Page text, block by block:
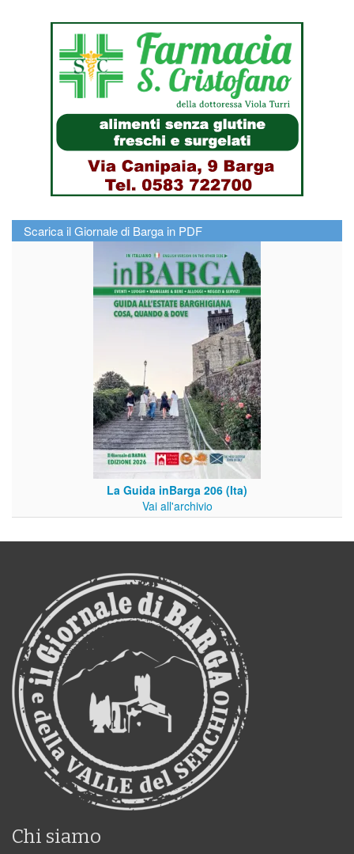
Scarica il Giornale di Barga in PDF
La Guida inBarga 206 (Ita)
Vai all'archivio
Chi siamo